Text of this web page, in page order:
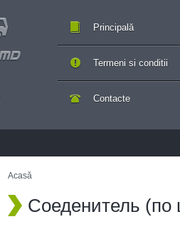
Principală
Contacte
Termeni si conditii
Acasă
Соеденитель (по